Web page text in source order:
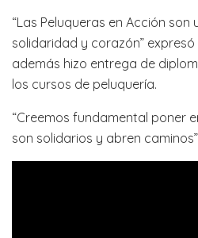
“Las Peluqueras en Acción
solidaridad y corazón”
además hizo entrega de
los cursos de peluquería.
“Creemos fundamental poner
son solidarios y abren